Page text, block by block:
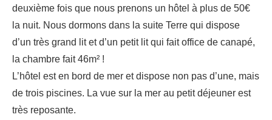
deuxième fois que nous prenons un hôtel à plus de 50€
la nuit. Nous dormons dans la suite Terre qui dispose
d’un très grand lit et d’un petit lit qui fait office de canapé,
la chambre fait 46m² !
L’hôtel est en bord de mer et dispose non pas d’une, mais
de trois piscines. La vue sur la mer au petit déjeuner est
très reposante.